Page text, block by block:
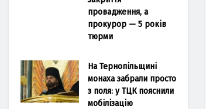
провадження, а
прокурор — 5 років
тюрми
На Тернопільщині
монаха забрали просто
з поля: у ТЦК пояснили
мобілізацію